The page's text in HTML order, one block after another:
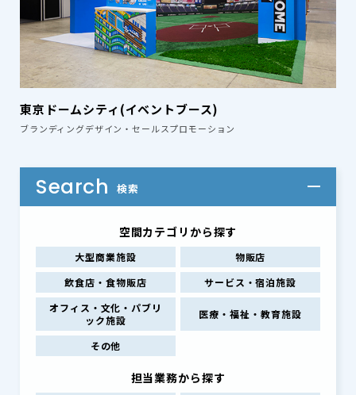
東京ドームシティ(イベントブース)
ブランディングデザイン・セールスプロモーション
Search 検索
空間カテゴリから探す
大型商業施設
物販店
飲食店・食物販店
サービス・宿泊施設
オフィス・文化・パブリ
ック施設
医療・福祉・教育施設
その他
担当業務から探す